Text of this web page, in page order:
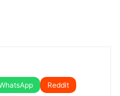
Reddit